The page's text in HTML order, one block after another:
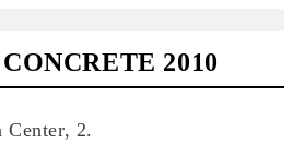
2010
Center, 2.